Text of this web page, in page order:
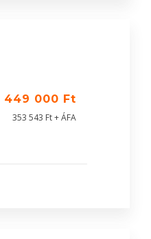
449 000 Ft
353 543 Ft + ÁFA